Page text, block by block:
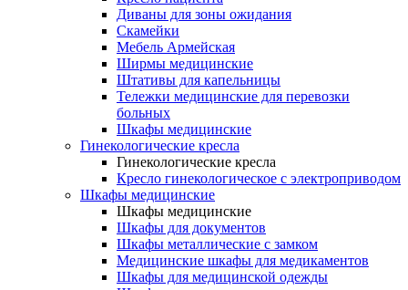
Диваны для зоны ожидания
Скамейки
Мебель Армейская
Ширмы медицинские
Штативы для капельницы
Тележки медицинские для перевозки
больных
Шкафы медицинские
Гинекологические кресла
Гинекологические кресла
Кресло гинекологическое с электроприводом
Шкафы медицинские
Шкафы медицинские
Шкафы для документов
Шкафы металлические с замком
Медицинские шкафы для медикаментов
Шкафы для медицинской одежды